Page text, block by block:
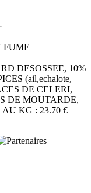
FUME
DESOSSEE, 10%
(ail,echalote,
DE CELERI,
DE MOUTARDE,
KG : 23.70 €